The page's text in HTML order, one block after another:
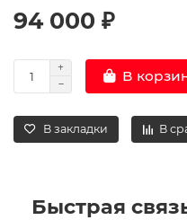
94 000 ₽
В
В закладки В
Быстрая